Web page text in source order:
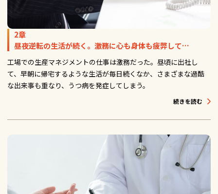
2章
昼夜逆転の生活が続く。激務に心も身体も疲弊して…
工場での生産マネジメントの仕事は激務だった。昼頃に出社し
て、早朝に帰宅するような生活が毎日続くなか、さまざまな過酷
な出来事も重なり、うつ病を発症してしまう。
続きを読む